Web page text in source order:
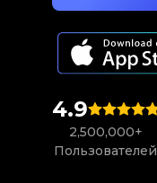
4.9
2,500,000+
Пользователей